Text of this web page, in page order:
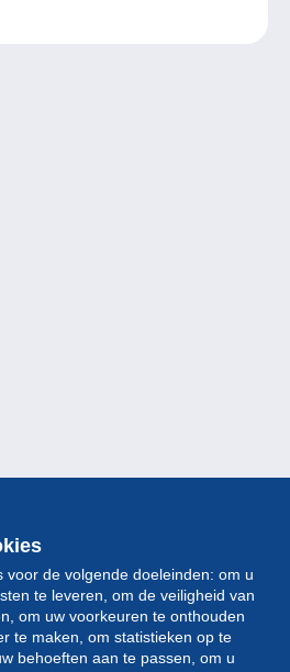
voor de volgende doeleinden: om u
te leveren, om de veiligheid van
om uw voorkeuren te onthouden
te maken, om statistieken op te
behoeften aan te passen, om u